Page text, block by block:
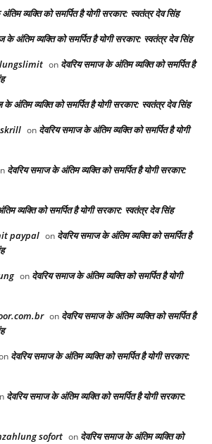
व्यक्ति को समर्पित है योगी सरकार: स्वतंत्र देव सिंह
के अंतिम व्यक्ति को समर्पित है योगी सरकार: स्वतंत्र देव सिंह
on देवरिय समाज के अंतिम व्यक्ति को समर्पित है
के अंतिम व्यक्ति को समर्पित है योगी सरकार: स्वतंत्र देव सिंह
on देवरिय समाज के अंतिम व्यक्ति को समर्पित है योगी
देवरिय समाज के अंतिम व्यक्ति को समर्पित है योगी सरकार:
व्यक्ति को समर्पित है योगी सरकार: स्वतंत्र देव सिंह
paypal on देवरिय समाज के अंतिम व्यक्ति को समर्पित है
on देवरिय समाज के अंतिम व्यक्ति को समर्पित है योगी
on देवरिय समाज के अंतिम व्यक्ति को समर्पित है
देवरिय समाज के अंतिम व्यक्ति को समर्पित है योगी सरकार:
देवरिय समाज के अंतिम व्यक्ति को समर्पित है योगी सरकार:
sofort on देवरिय समाज के अंतिम व्यक्ति को